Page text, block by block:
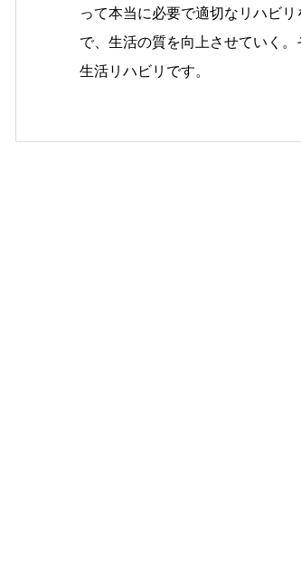
って本当に必要で適切なリハビリ
で、生活の質を向上させていく
生活リハビリです。